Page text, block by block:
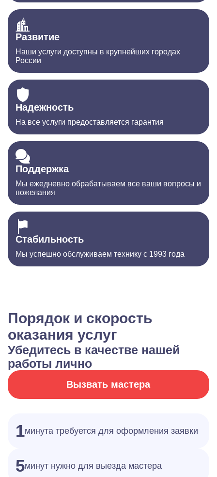
Развитие
Наши услуги доступны в крупнейших городах
России
Надежность
На все услуги предоставляется гарантия
Поддержка
Мы ежедневно обрабатываем все ваши вопросы и
пожелания
Стабильность
Мы успешно обслуживаем технику с 1993 года
Порядок и скорость
оказания услуг
Убедитесь в качестве нашей
работы лично
Вызвать мастера
1минута требуется для оформления заявки
5минут нужно для выезда мастера